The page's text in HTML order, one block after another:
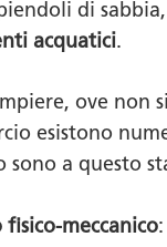
di
acquatici.
ove
esistono
sono a questo
meccanico